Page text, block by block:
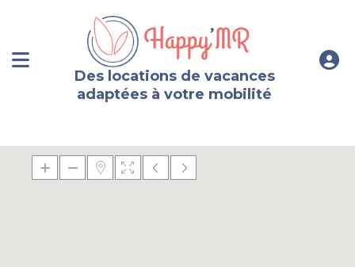
Des locations de vacances
adaptées à votre mobilité